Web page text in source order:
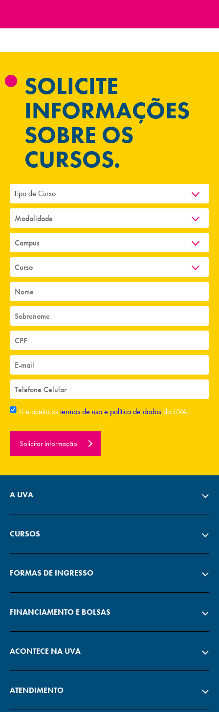
SOLICITE
INFORMAÇÕES
SOBRE OS
CURSOS.
Tipo de Curso
Li e aceito ostermos de uso e política de dadosda UVA.
Solicitar informação
A UVA
CURSOS
FORMAS DE INGRESSO
FINANCIAMENTO E BOLSAS
ACONTECE NA UVA
ATENDIMENTO